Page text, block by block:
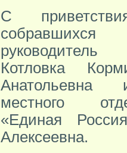
С
руководитель
Котловка
Анатольевна
местного
«Единая
Алексеевна.